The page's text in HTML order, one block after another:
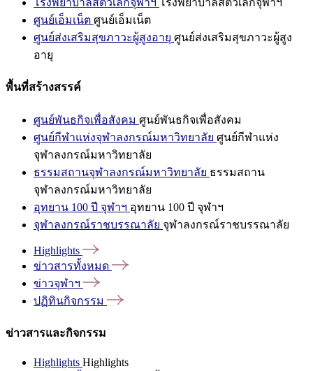
โรงพยาบาลสัตว์เล็กจุฬาฯ โรงพยาบาลสัตว์เล็กจุฬาฯ
ศูนย์เอ็มเน็ต ศูนย์เอ็มเน็ต
ศูนย์ส่งเสริมสุขภาวะผู้สูงอายุ ศูนย์ส่งเสริมสุขภาวะผู้สูง
อายุ
พื้นที่สร้างสรรค์
ศูนย์พันธกิจเพื่อสังคม ศูนย์พันธกิจเพื่อสังคม
ศูนย์กีฬาแห่งจุฬาลงกรณ์มหาวิทยาลัย ศูนย์กีฬาแห่ง
จุฬาลงกรณ์มหาวิทยาลัย
ธรรมสถานจุฬาลงกรณ์มหาวิทยาลัย ธรรมสถาน
จุฬาลงกรณ์มหาวิทยาลัย
อุทยาน 100 ปี จุฬาฯ อุทยาน 100 ปี จุฬาฯ
จุฬาลงกรณ์ราชบรรณาลัย จุฬาลงกรณ์ราชบรรณาลัย
Highlights
ข่าวสารทั้งหมด
ข่าวจุฬาฯ
ปฏิทินกิจกรรม
ข่าวสารและกิจกรรม
Highlights Highlights